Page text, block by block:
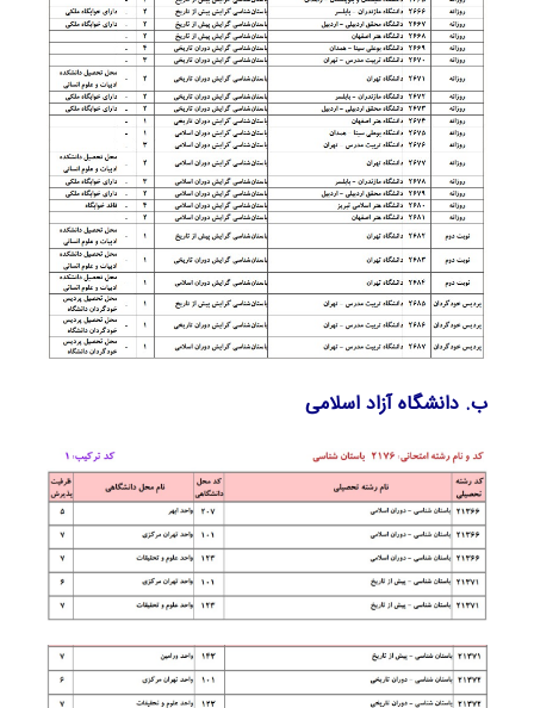
ب. دانشگاه آزاد اﺳﻼمی